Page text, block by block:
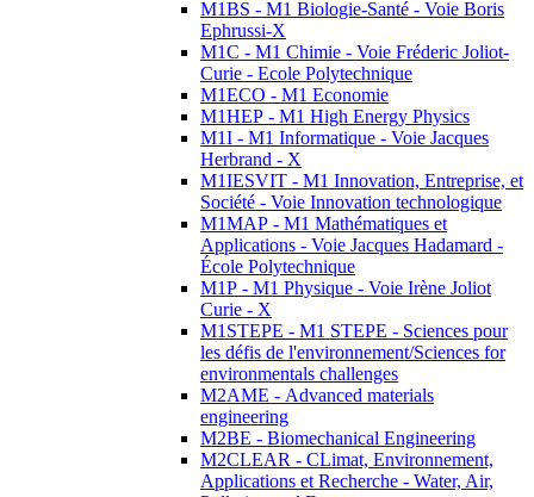
M1BS - M1 Biologie-Santé - Voie Boris
Ephrussi-X
M1C - M1 Chimie - Voie Fréderic Joliot-
Curie - Ecole Polytechnique
M1ECO - M1 Economie
M1HEP - M1 High Energy Physics
M1I - M1 Informatique - Voie Jacques
Herbrand - X
M1IESVIT - M1 Innovation, Entreprise, et
Société - Voie Innovation technologique
M1MAP - M1 Mathématiques et
Applications - Voie Jacques Hadamard -
École Polytechnique
M1P - M1 Physique - Voie Irène Joliot
Curie - X
M1STEPE - M1 STEPE - Sciences pour
les défis de l'environnement/Sciences for
environmentals challenges
M2AME - Advanced materials
engineering
M2BE - Biomechanical Engineering
M2CLEAR - CLimat, Environnement,
Applications et Recherche - Water, Air,